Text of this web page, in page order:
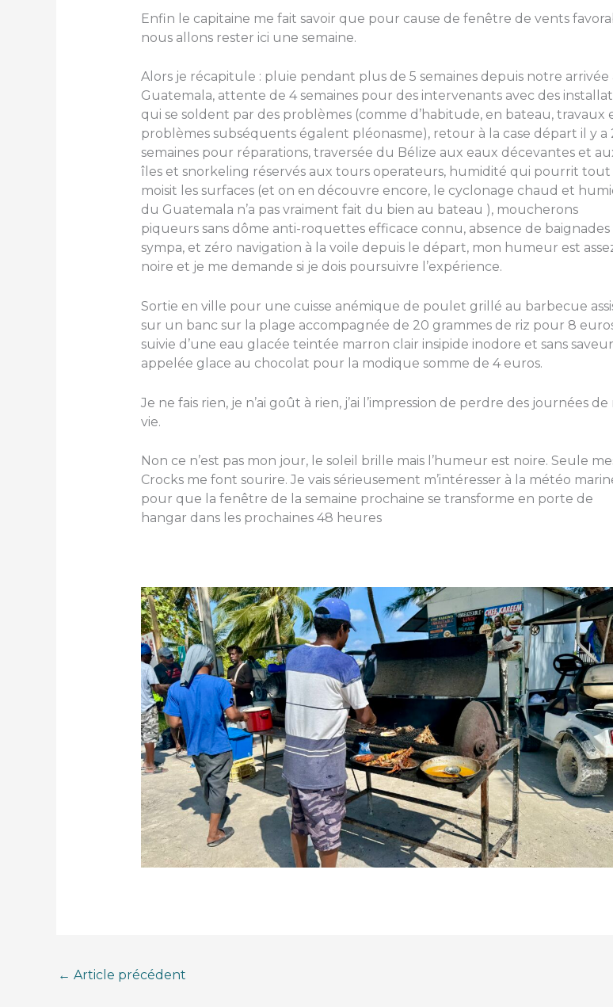
Enfin le capitaine me fait savoir que pour cause de fenêtre de vents
nous allons rester ici une semaine.
Alors je récapitule : pluie pendant plus de 5 semaines depuis notre arrivée
Guatemala, attente de 4 semaines pour des intervenants avec des
qui se soldent par des problèmes (comme d’habitude, en bateau, travaux
problèmes subséquents égalent pléonasme), retour à la case départ il y a
semaines pour réparations, traversée du Bélize aux eaux décevantes et
îles et snorkeling réservés aux tours operateurs, humidité qui pourrit tout
moisit les surfaces (et on en découvre encore, le cyclonage chaud et
du Guatemala n’a pas vraiment fait du bien au bateau ), moucherons
piqueurs sans dôme anti-roquettes efficace connu, absence de baignades
sympa, et zéro navigation à la voile depuis le départ, mon humeur est
noire et je me demande si je dois poursuivre l’expérience.
Sortie en ville pour une cuisse anémique de poulet grillé au barbecue
sur un banc sur la plage accompagnée de 20 grammes de riz pour 8
suivie d’une eau glacée teintée marron clair insipide inodore et sans
appelée glace au chocolat pour la modique somme de 4 euros.
Je ne fais rien, je n’ai goût à rien, j’ai l’impression de perdre des journées de
vie.
Non ce n’est pas mon jour, le soleil brille mais l’humeur est noire. Seule
Crocks me font sourire. Je vais sérieusement m’intéresser à la météo
pour que la fenêtre de la semaine prochaine se transforme en porte de
hangar dans les prochaines 48 heures
← Article précédent